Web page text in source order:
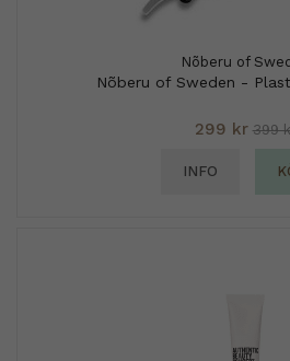
Nõberu of
Nõberu of Sweden -
299 kr 399
INFO